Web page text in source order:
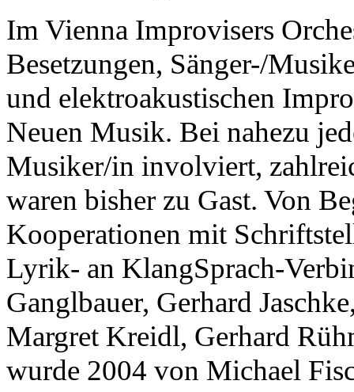
Im Vienna Improvisers
Besetzungen, Sänger-/
und elektroakustischen
Neuen Musik. Bei nahezu
Musiker/in involviert,
waren bisher zu Gast. Von
Kooperationen mit
Lyrik- an KlangSprach-
Ganglbauer, Gerhard
Margret Kreidl, Gerhard
wurde 2004 von Michael